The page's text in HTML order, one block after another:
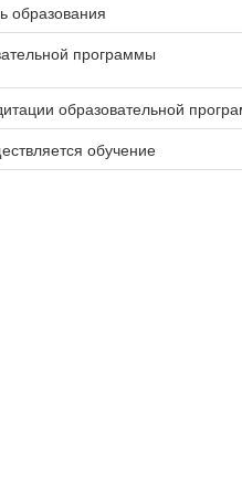
образования
программы
образовательной
обучение